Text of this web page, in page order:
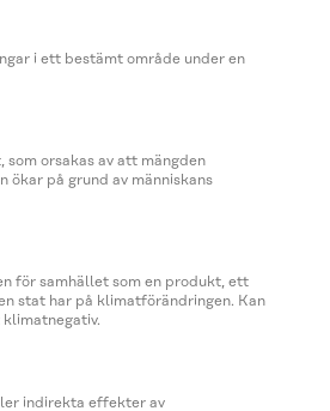
i ett bestämt område under en
som orsakas av att mängden
ökar på grund av människans
för samhället som en produkt, ett
stat har på klimatförändringen. Kan
indirekta effekter av